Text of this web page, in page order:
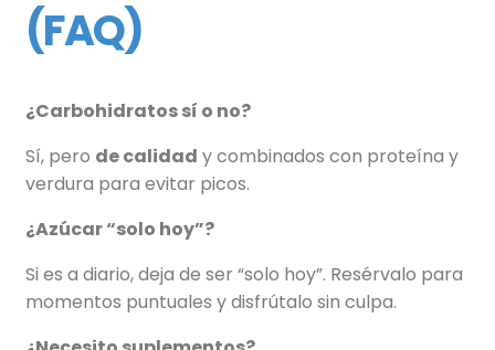
(FAQ)
¿Carbohidratos sí o no?
Sí, pero de calidad y combinados con proteína y
verdura para evitar picos.
¿Azúcar “solo hoy”?
Si es a diario, deja de ser “solo hoy”. Resérvalo para
momentos puntuales y disfrútalo sin culpa.